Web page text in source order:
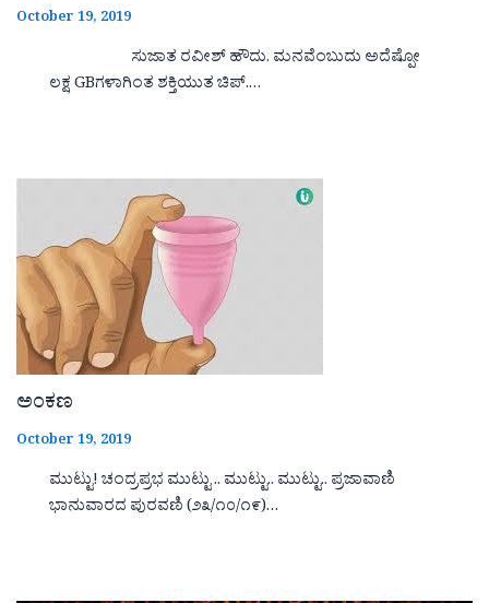
October 19, 2019
ಸುಜಾತ ರವೀಶ್ ಹೌದು. ಮನವೆಂಬುದು ಅದೆಷ್ಪೋ
ಲಕ್ಷ GBಗಳಾಗಿಂತ ಶಕ್ತಿಯುತ ಚಿಪ್.…
ಅಂಕಣ
October 19, 2019
ಮುಟ್ಟು! ಚಂದ್ರಪ್ರಭ ಮುಟ್ಟು .. ಮುಟ್ಟು.. ಮುಟ್ಟು.. ಪ್ರಜಾವಾಣಿ
ಭಾನುವಾರದ ಪುರವಣಿ (೨೩/೧೦/೧೯)…